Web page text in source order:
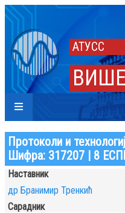
АТУСС
Протоколи и
Шифра: 317207 | 8
Наставник
др Бранимир Тренкић
Сарадник